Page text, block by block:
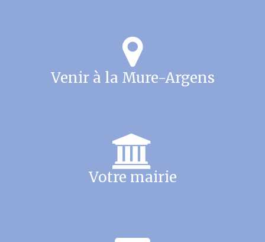
Venir à la Mure-Argens
Votre mairie